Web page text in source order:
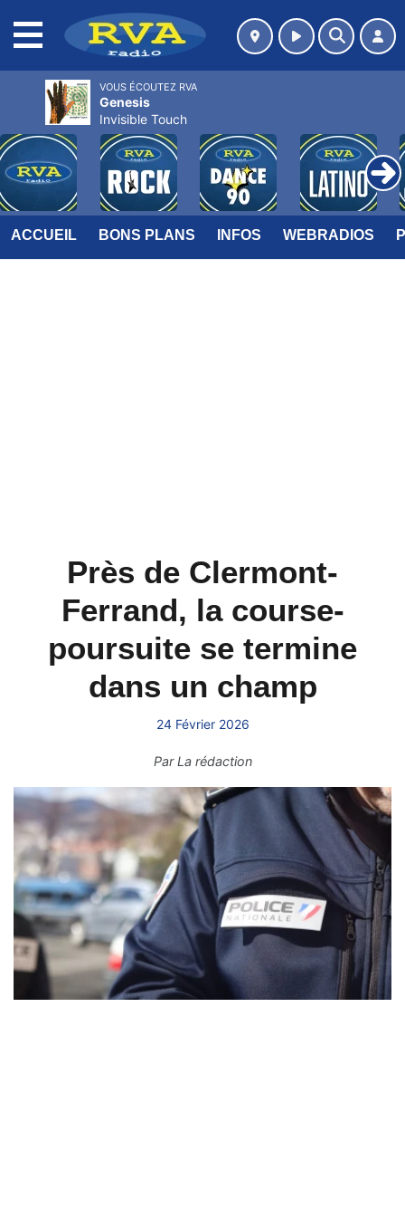
ACCUEIL BONS PLANS INFOS WEBRADIOS
Près de Clermont-
Ferrand, la course-
poursuite se termine
dans un champ
24 Février 2026
ParLa rédaction
VOUS ÉCOUTEZ RVA
Genesis
Invisible Touch